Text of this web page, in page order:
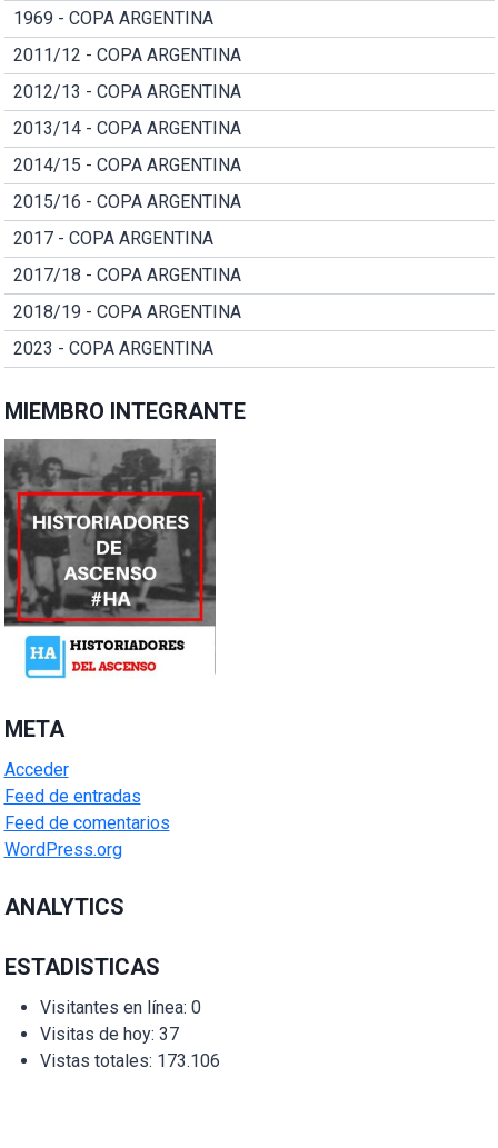
1969 - COPA ARGENTINA
2011/12 - COPA ARGENTINA
2012/13 - COPA ARGENTINA
2013/14 - COPA ARGENTINA
2014/15 - COPA ARGENTINA
2015/16 - COPA ARGENTINA
2017 - COPA ARGENTINA
2017/18 - COPA ARGENTINA
2018/19 - COPA ARGENTINA
2023 - COPA ARGENTINA
MIEMBRO INTEGRANTE
META
Acceder
Feed de entradas
Feed de comentarios
WordPress.org
ANALYTICS
ESTADISTICAS
Visitantes en línea: 0
Visitas de hoy: 37
Vistas totales: 173.106